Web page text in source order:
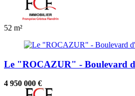
52 m²
Le "ROCAZUR" - Boulevard
4 950 000 €